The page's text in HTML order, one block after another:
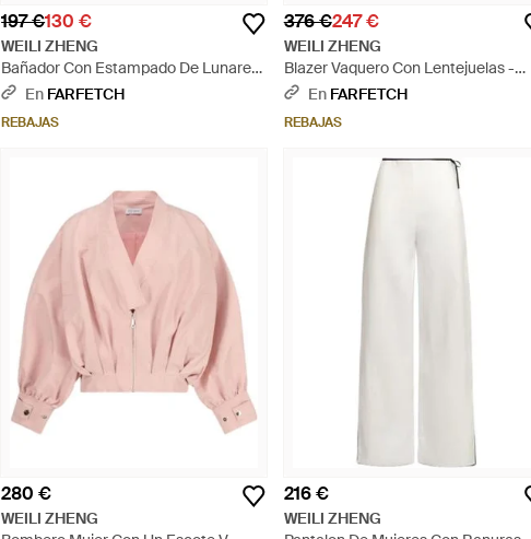
197 €130 €
WEILI ZHENG
Bañador Con Estampado De Lunares
- Neutro
En FARFETCH
REBAJAS
376 €247 €
WEILI ZHENG
Blazer Vaquero Con Lentejuelas -
Negro
En FARFETCH
REBAJAS
280 €
WEILI ZHENG
216 €
WEILI ZHENG